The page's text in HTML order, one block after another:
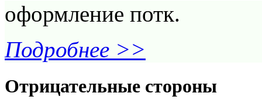
оформление потк.
Подробнее >>
Отрицательные стороны